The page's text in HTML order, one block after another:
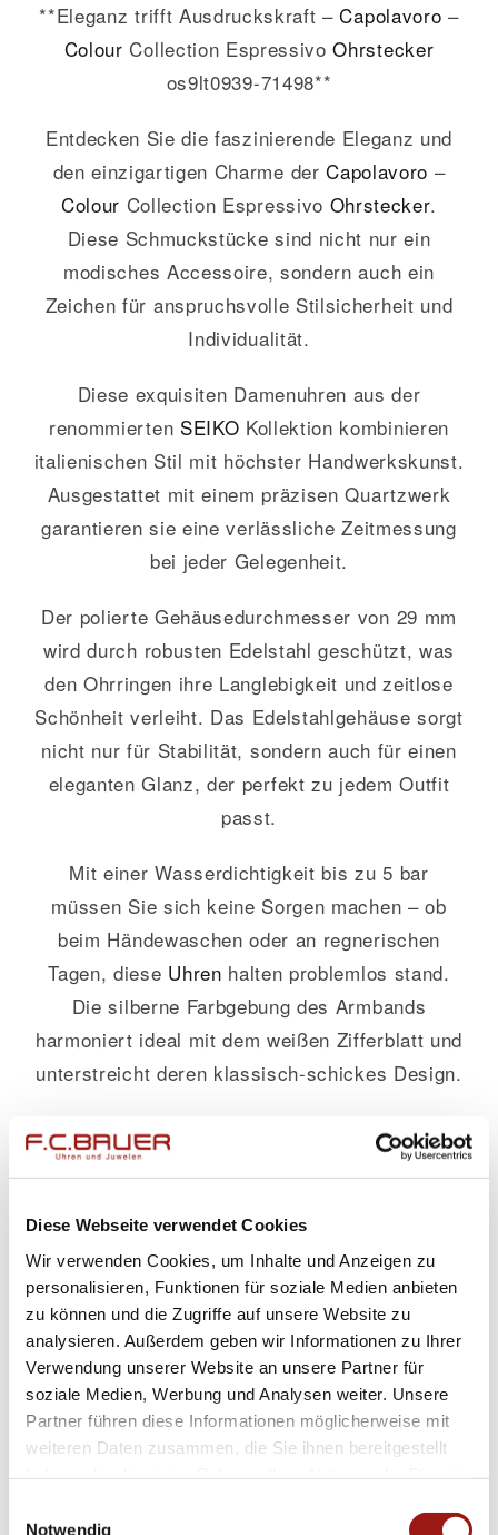
Diese Webseite verwendet Cookies
Wir verwenden Cookies, um Inhalte und Anzeigen zu
personalisieren, Funktionen für soziale Medien anbieten
zu können und die Zugriffe auf unsere Website zu
analysieren. Außerdem geben wir Informationen zu Ihrer
Verwendung unserer Website an unsere Partner für
soziale Medien, Werbung und Analysen weiter. Unsere
Partner führen diese Informationen möglicherweise mit
weiteren Daten zusammen, die Sie ihnen bereitgestellt
Notwendig
**Eleganz trifft Ausdruckskraft –Capolavoro –
Colour Collection EspressivoOhrstecker
os9lt0939-71498**
Entdecken Sie die faszinierende Eleganz und
den einzigartigen Charme derCapolavoro –
Colour Collection Espressivo Ohrstecker.
Diese Schmuckstücke sind nicht nur ein
modisches Accessoire, sondern auch ein
Zeichen für anspruchsvolle Stilsicherheit und
Individualität.
Diese exquisiten Damenuhren aus der
renommierten SEIKO Kollektion kombinieren
italienischen Stil mit höchster Handwerkskunst.
Ausgestattet mit einem präzisen Quartzwerk
garantieren sie eine verlässliche Zeitmessung
bei jeder Gelegenheit.
Der polierte Gehäusedurchmesser von 29 mm
wird durch robusten Edelstahl geschützt, was
den Ohrringen ihre Langlebigkeit und zeitlose
Schönheit verleiht. Das Edelstahlgehäuse sorgt
nicht nur für Stabilität, sondern auch für einen
eleganten Glanz, der perfekt zu jedem Outfit
passt.
Mit einer Wasserdichtigkeit bis zu 5 bar
müssen Sie sich keine Sorgen machen – ob
beim Händewaschen oder an regnerischen
Tagen, diese Uhren halten problemlos stand.
Die silberne Farbgebung des Armbands
harmoniert ideal mit dem weißen Zifferblatt und
unterstreicht deren klassisch-schickes Design.
Das feingliedrige Edelstahlarmband besticht
durch seine Strapazierfähigkeit sowie seinen
angenehm auf Ihrer Haut und schmiegt sich
leicht um Ihr Handgelenk – so können Sie Ihre
Espressivo Uhr ganz bedenkenlos im Alltag
tragen.
Die beruhigende Farbe Weiß des Zifferblatts
sorgt dafür, dass die Uhrzeit stets klar
ablesbar ist und das gesamte Erscheinungsbild
feinsinnig abrundet.